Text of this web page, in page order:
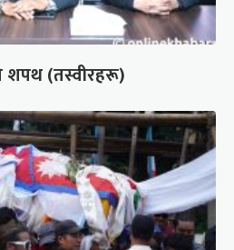
शपथ (तस्वीरहरू)